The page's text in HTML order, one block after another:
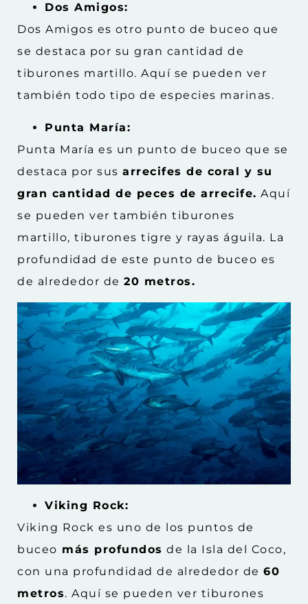
Dos Amigos:
Dos Amigos es otro punto de buceo que
se destaca por su gran cantidad de
tiburones martillo. Aquí se pueden ver
también todo tipo de especies marinas.
Punta María:
Punta María es un punto de buceo que se
destaca por sus arrecifes de coral y su
gran cantidad de peces de arrecife. Aquí
se pueden ver también tiburones
martillo, tiburones tigre y rayas águila. La
profundidad de este punto de buceo es
de alrededor de 20 metros.
Viking Rock:
Viking Rock es uno de los puntos de
buceo más profundos de la Isla del Coco,
con una profundidad de alrededor de 60
metros. Aquí se pueden ver tiburones